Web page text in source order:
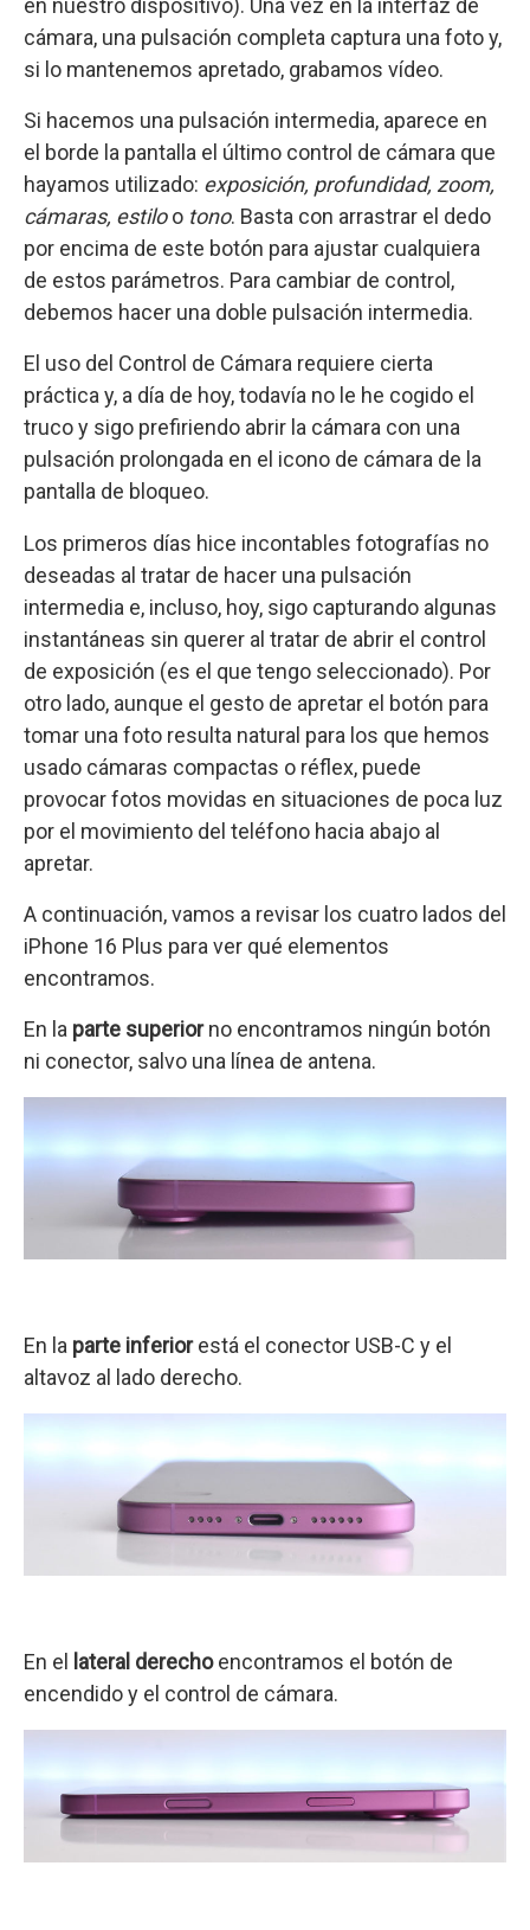
cámara, una pulsación completa captura una foto y,
si lo mantenemos apretado, grabamos vídeo.
Si hacemos una pulsación intermedia, aparece en
el borde la pantalla el último control de cámara que
hayamos utilizado: exposición, profundidad, zoom,
cámaras, estiloo tono. Basta con arrastrar el dedo
por encima de este botón para ajustar cualquiera
de estos parámetros. Para cambiar de control,
debemos hacer una doble pulsación intermedia.
El uso del Control de Cámara requiere cierta
práctica y, a día de hoy, todavía no le he cogido el
truco y sigo prefiriendo abrir la cámara con una
pulsación prolongada en el icono de cámara de la
pantalla de bloqueo.
Los primeros días hice incontables fotografías no
deseadas al tratar de hacer una pulsación
intermedia e, incluso, hoy, sigo capturando algunas
instantáneas sin querer al tratar de abrir el control
de exposición (es el que tengo seleccionado). Por
otro lado, aunque el gesto de apretar el botón para
tomar una foto resulta natural para los que hemos
usado cámaras compactas o réflex, puede
provocar fotos movidas en situaciones de poca luz
por el movimiento del teléfono hacia abajo al
apretar.
A continuación, vamos a revisar los cuatro lados del
iPhone 16 Plus para ver qué elementos
encontramos.
En la parte superiorno encontramos ningún botón
ni conector, salvo una línea de antena.
En la parte inferiorestá el conector USB-C y el
altavoz al lado derecho.
En el lateral derechoencontramos el botón de
encendido y el control de cámara.